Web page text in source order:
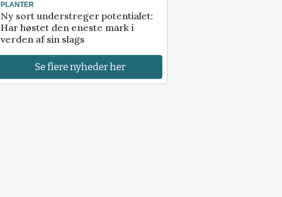
PLANTER
Ny sort understreger potentialet:
Har høstet den eneste mark i
verden af sin slags
Se flere nyheder her